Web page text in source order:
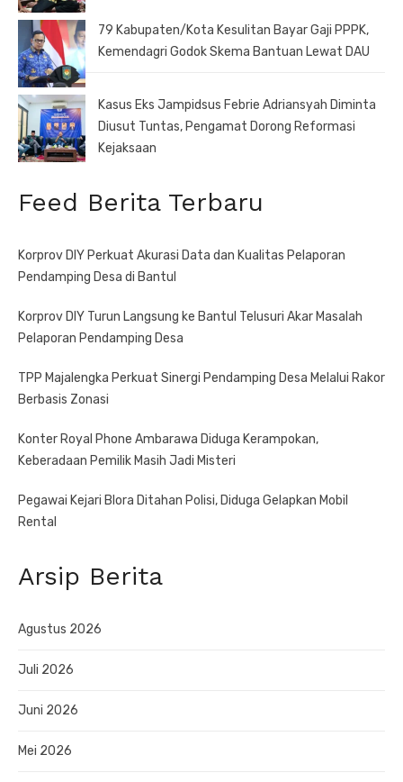
79 Kabupaten/Kota Kesulitan Bayar Gaji PPPK,
Kemendagri Godok Skema Bantuan Lewat DAU
Kasus Eks Jampidsus Febrie Adriansyah Diminta
Diusut Tuntas, Pengamat Dorong Reformasi
Kejaksaan
Feed Berita Terbaru
Korprov DIY Perkuat Akurasi Data dan Kualitas Pelaporan
Pendamping Desa di Bantul
Korprov DIY Turun Langsung ke Bantul Telusuri Akar Masalah
Pelaporan Pendamping Desa
TPP Majalengka Perkuat Sinergi Pendamping Desa Melalui Rakor
Berbasis Zonasi
Konter Royal Phone Ambarawa Diduga Kerampokan,
Keberadaan Pemilik Masih Jadi Misteri
Pegawai Kejari Blora Ditahan Polisi, Diduga Gelapkan Mobil
Rental
Arsip Berita
Agustus 2026
Juli 2026
Juni 2026
Mei 2026